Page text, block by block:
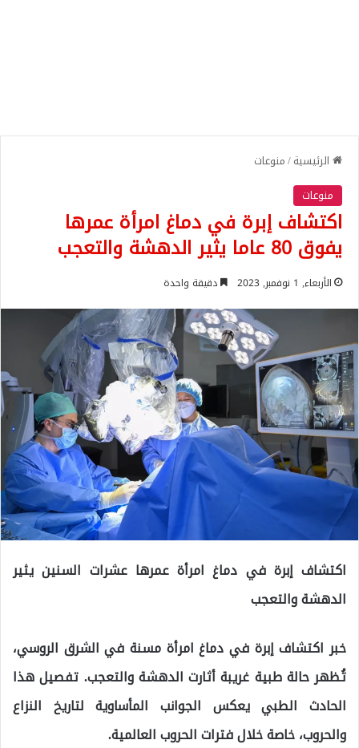
الرئيسية/منوعات
منوعات
اكتشاف إبرة في دماغ امرأة عمرها
يفوق 80 عاما يثير الدهشة والتعجب
الأربعاء, 1 نوفمبر, 2023 دقيقة واحدة
اكتشاف إبرة في دماغ امرأة عمرها عشرات السنين يثير
الدهشة والتعجب
خبر اكتشاف إبرة في دماغ امرأة مسنة في الشرق الروسي،
تُظهر حالة طبية غريبة أثارت الدهشة والتعجب. تفصيل هذا
الحادث الطبي يعكس الجوانب المأساوية لتاريخ النزاع
والحروب، خاصة خلال فترات الحروب العالمية.